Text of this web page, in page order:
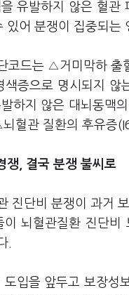
유발하지 않은 혈
있어 분쟁이 집중되는
코드는 △거미막하
증으로 명시되지 않
하지 않은 대뇌동맥
혈관 질환의 후유증
쟁, 결국 분쟁 불씨로
진단비 분쟁이 과거
뇌혈관질환 진단비
.
도입을 앞두고 보장